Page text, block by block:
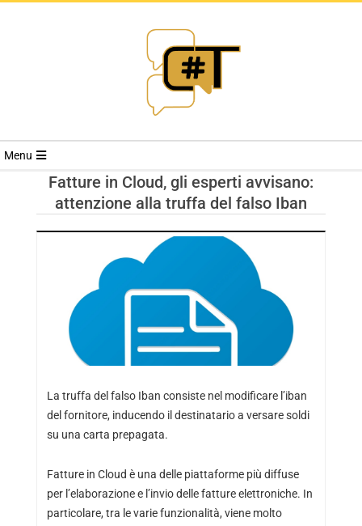
RIVISTA
TRENDS
Menu
Fatture in Cloud, gli esperti avvisano:
attenzione alla truffa del falso Iban
La truffa del falso Iban consiste nel modificare l’iban
del fornitore, inducendo il destinatario a versare soldi
su una carta prepagata.
Fatture in Cloud è una delle piattaforme più diffuse
per l’elaborazione e l’invio delle fatture elettroniche. In
particolare, tra le varie funzionalità, viene molto